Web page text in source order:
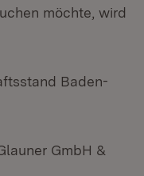
möchte, wird
Baden-
GmbH &